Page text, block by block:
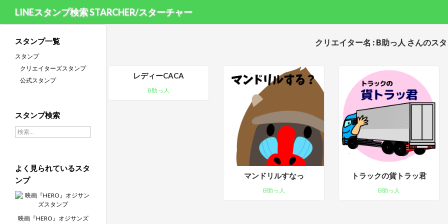
LINEスタンプ検索 STARCHER/スターチャー
クリエイター名 : B助っ人 さんのス
レディーCACA
B助っ人
マンドリルすなっ
B助っ人
トラックの貨トラッ君
B助っ人
スタンプ一覧
スタンプ
クリエイターズスタンプ
公式スタンプ
スタンプ検索
検索:
よく見られているスタ
ンプ
映画『HERO』オジサンズ